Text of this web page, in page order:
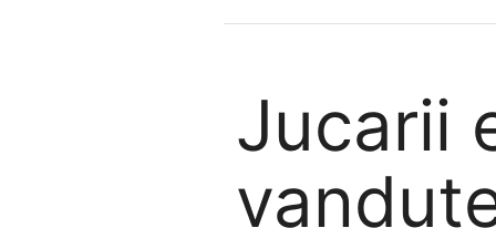
Jucarii